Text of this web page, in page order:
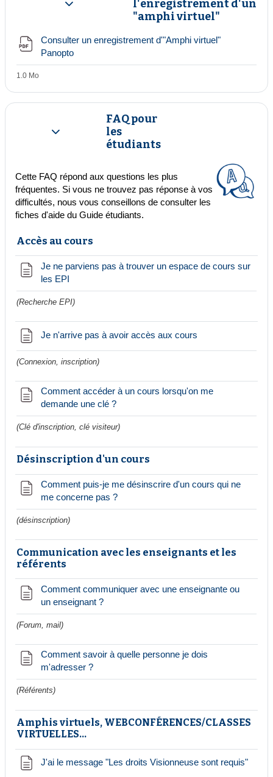
Replier
l'enregistrement d'un
"amphi virtuel"
Consulter un enregistrement d'"Amphi virtuel"
Panopto
1.0 Mo
Replier
FAQ pour
les
étudiants
Cette FAQ répond aux questions les plus
fréquentes. Si vous ne trouvez pas réponse à vos
difficultés, nous vous conseillons de consulter les
fiches d'aide du Guide étudiants.
Accès au cours
Je ne parviens pas à trouver un espace de cours sur
les EPI
(Recherche EPI)
Je n'arrive pas à avoir accès aux cours
(Connexion, inscription)
Comment accéder à un cours lorsqu'on me
demande une clé ?Page
(Clé d'inscription, clé visiteur)
Désinscription d'un cours
Comment puis-je me désinscrire d'un cours qui ne
me concerne pas ?Page
(désinscription)
Communication avec les enseignants et les
référents
Comment communiquer avec une enseignante ou
un enseignant ?Page
(Forum, mail)
Comment savoir à quelle personne je dois
m'adresser ?Page
(Référents)
Amphis virtuels, WEBCONFÉRENCES/CLASSES
VIRTUELLES...
J'ai le message "Les droits Visionneuse sont requis"Page